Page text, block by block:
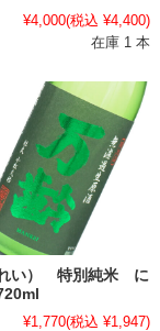
¥4,000(税込 ¥4,400)
在庫 1 本
い） 特別純米 に
¥1,770(税込 ¥1,947)